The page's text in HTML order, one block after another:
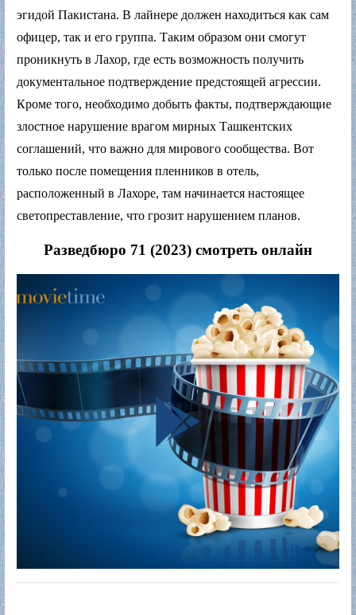
эгидой Пакистана. В лайнере должен находиться как сам
офицер, так и его группа. Таким образом они смогут
проникнуть в Лахор, где есть возможность получить
документальное подтверждение предстоящей агрессии.
Кроме того, необходимо добыть факты, подтверждающие
злостное нарушение врагом мирных Ташкентских
соглашений, что важно для мирового сообщества. Вот
только после помещения пленников в отель,
расположенный в Лахоре, там начинается настоящее
светопреставление, что грозит нарушением планов.
Разведбюро 71 (2023) смотреть онлайн